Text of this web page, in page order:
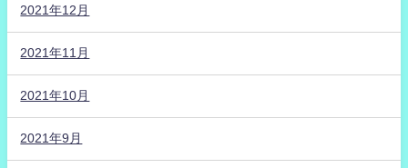
2021年12月
2021年11月
2021年10月
2021年9月